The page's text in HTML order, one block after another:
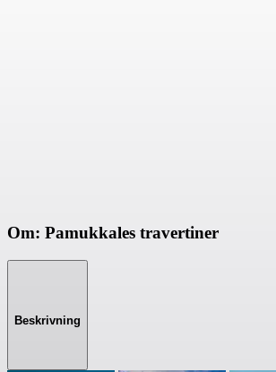
Om: Pamukkales travertiner
Beskrivning